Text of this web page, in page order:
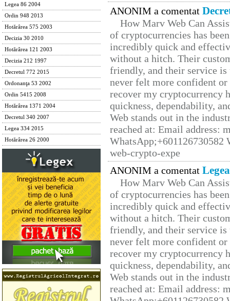
Legea 86 2004
Ordin 948 2013
Hotărârea 575 2003
Decizia 30 2010
Hotărârea 121 2003
Decizia 212 1997
Decretul 772 2015
Ordonanţa 53 2002
Ordin 5415 2008
Hotărârea 1371 2004
Decretul 340 2007
Legea 334 2015
Hotărârea 26 2000
ANONIM a comentat
How Marv Web Can
of cryptocurrencies has
incredibly quick and
without a hitch. Their
friendly, and their service
never felt more confident
recover my cryptocurrency
quickness, dependability,
Web stands out in the
reached at: Email address:
web-crypto-expe
ANONIM a comentat
How Marv Web Can
of cryptocurrencies has
incredibly quick and
without a hitch. Their
friendly, and their service
never felt more confident
recover my cryptocurrency
quickness, dependability,
Web stands out in the
reached at: Email address: